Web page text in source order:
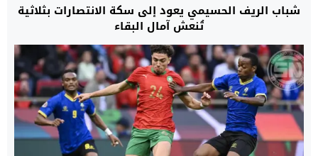
شباب الريف الحسيمي يعود إلى سكة الانتصارات بثلاثية
تُنعش آمال البقاء